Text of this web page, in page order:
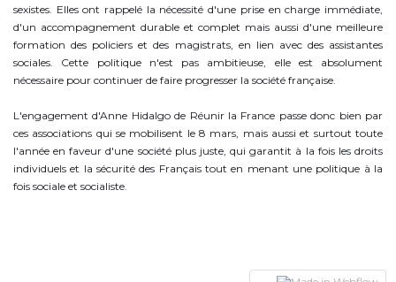
sexistes. Elles ont rappelé la nécessité d'une prise en charge immédiate,
d'un accompagnement durable et complet mais aussi d'une meilleure
formation des policiers et des magistrats, en lien avec des assistantes
sociales. Cette politique n'est pas ambitieuse, elle est absolument
nécessaire pour continuer de faire progresser la société française.
L'engagement d'Anne Hidalgo de Réunir la France passe donc bien par
ces associations qui se mobilisent le 8 mars, mais aussi et surtout toute
l'année en faveur d'une société plus juste, qui garantit à la fois les droits
individuels et la sécurité des Français tout en menant une politique à la
fois sociale et socialiste.